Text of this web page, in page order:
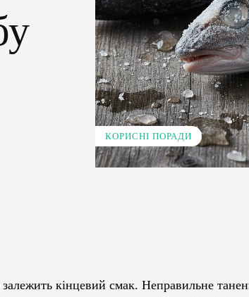
КОРИСНІ ПОРАДИ
кінцевий смак. Неправильне